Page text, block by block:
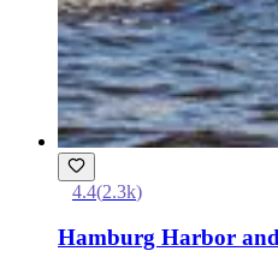
4.4(2.3k)
Hamburg Harbor